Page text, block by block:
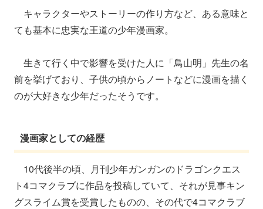
キャラクターやストーリーの作り方など、ある意味と
ても基本に忠実な王道の少年漫画家。
生きて行く中で影響を受けた人に「鳥山明」先生の名
前を挙げており、子供の頃からノートなどに漫画を描く
のが大好きな少年だったそうです。
漫画家としての経歴
10代後半の頃、月刊少年ガンガンのドラゴンクエス
ト4コマクラブに作品を投稿していて、それが見事キン
グスライム賞を受賞したものの、その代で4コマクラブ